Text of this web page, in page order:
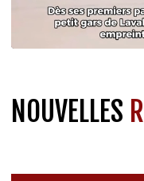
NOUVELLES